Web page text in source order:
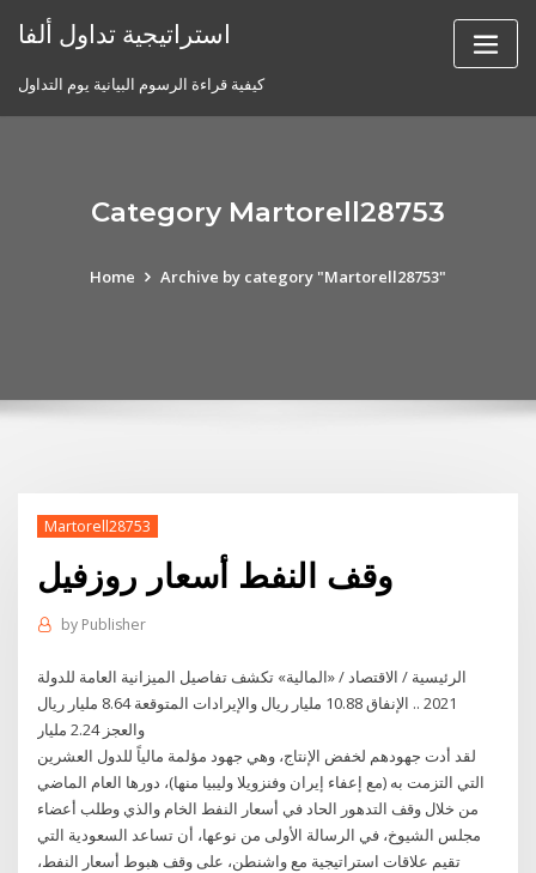
استراتيجية تداول ألفا
كيفية قراءة الرسوم البيانية يوم التداول
Category Martorell28753
Home Archive by category "Martorell28753"
Martorell28753
وقف النفط أسعار روزفيل
by Publisher
الرئيسية / الاقتصاد / «المالية» تكشف تفاصيل الميزانية العامة للدولة
2021 .. الإنفاق 10.88 مليار ريال والإيرادات المتوقعة 8.64 مليار ريال
والعجز 2.24 مليار
لقد أدت جهودهم لخفض الإنتاج، وهي جهود مؤلمة مالياً للدول العشرين
التي التزمت به (مع إعفاء إيران وفنزويلا وليبيا منها)، دورها العام الماضي
من خلال وقف التدهور الحاد في أسعار النفط الخام والذي وطلب أعضاء
مجلس الشيوخ، في الرسالة الأولى من نوعها، أن تساعد السعودية التي
تقيم علاقات استراتيجية مع واشنطن، على وقف هبوط أسعار النفط،